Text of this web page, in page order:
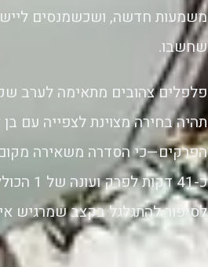
משמעות חדשה, ושכשמנסים
שחשבו.
פלפלים צהובים מתאימה לערב
תהיה בחירה מצוינת לצפייה עם
הפרקים—כי הסדרה משאירה
לסיפור להתגלגל בקצב שמרגיש